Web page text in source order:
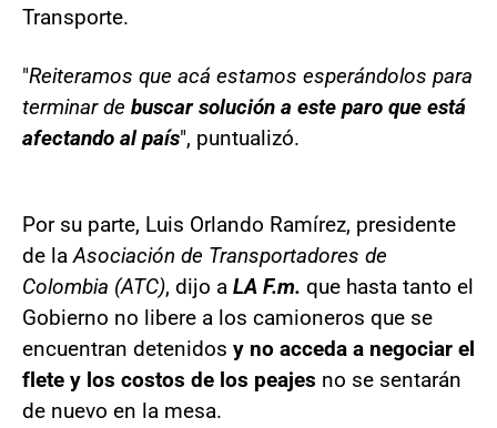
Transporte.
"Reiteramos que acá estamos esperándolos para
terminar de buscar solución a este paro que está
afectando al país", puntualizó.
Por su parte, Luis Orlando Ramírez, presidente
de la Asociación de Transportadores de
Colombia (ATC), dijo a LA F.m. que hasta tanto el
Gobierno no libere a los camioneros que se
encuentran detenidos y no acceda a negociar el
flete y los costos de los peajes no se sentarán
de nuevo en la mesa.